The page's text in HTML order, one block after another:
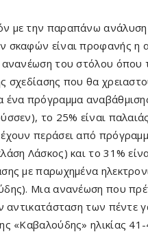
με την παραπάνω ανάλυση
σκαφών είναι προφανής η
ανανέωση του στόλου όπου
σχεδίασης που θα
ένα πρόγραμμα
το 25% είναι παλαιάς
περάσει από
Λάσκος) και το 31%
με παρωχημένα
Μια ανανέωση που
αντικατάσταση των πέντε
«Καβαλούδης» ηλικίας